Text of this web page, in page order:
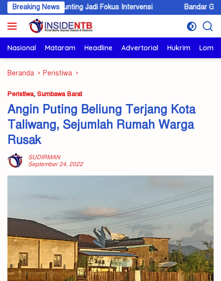
Langsung
ke
konten
Breaking News
Stunting Jadi Fokus Intervensi Bandar Ganja Lintas
Nasional Mataram Headline Advertorial Hukrim
Beranda Peristiwa
Peristiwa, Sumbawa Barat
Angin Puting Beliung Terjang Kota
Taliwang, Sejumlah Rumah Warga
Rusak
SUDIRMAN
September 24, 2022